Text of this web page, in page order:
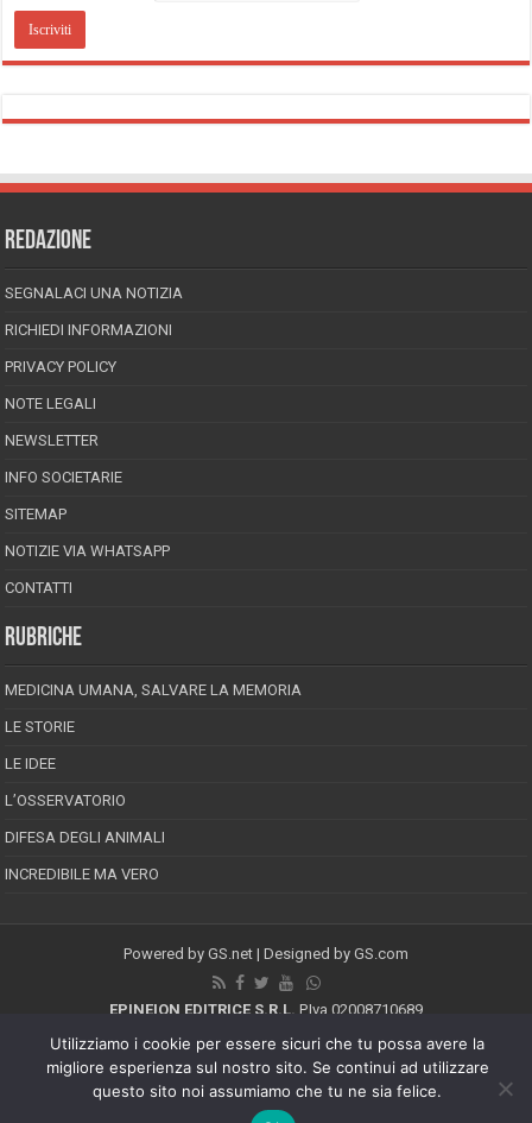
REDAZIONE
SEGNALACI UNA NOTIZIA
RICHIEDI INFORMAZIONI
PRIVACY POLICY
NOTE LEGALI
NEWSLETTER
INFO SOCIETARIE
SITEMAP
NOTIZIE VIA WHATSAPP
CONTATTI
RUBRICHE
MEDICINA UMANA, SALVARE LA MEMORIA
LE STORIE
LE IDEE
L’OSSERVATORIO
DIFESA DEGLI ANIMALI
INCREDIBILE MA VERO
Powered by GS.net | Designed by GS.com
EPINEION EDITRICE S.R.L. P.Iva 02008710689
Direttore responsabile: Maurizio Piccinino
Iscrizione al ROC n.22607
Riproduzione riservata © Copyright 2026, All Rights Reserved
Utilizziamo i cookie per essere sicuri che tu possa avere la
migliore esperienza sul nostro sito. Se continui ad utilizzare
questo sito noi assumiamo che tu ne sia felice.